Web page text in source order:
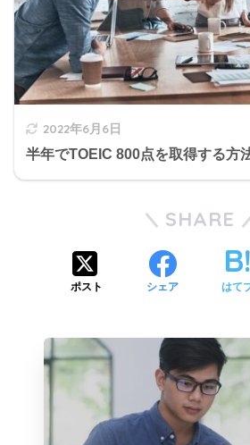
2022年6月6日
半年でTOEIC 800点を取得する方
SHARE
ポスト シェア はて